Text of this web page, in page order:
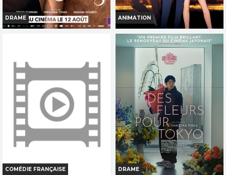
DRAME
Réservation
TOUT PUBLIC
VOST
ANIMATION
COWBOY BEBOP LE FILM
Horaires et Infos
Bande-annonce
Réservation
TOUT PUBLIC
FR
COMÉDIE FRANÇAISE DRAME